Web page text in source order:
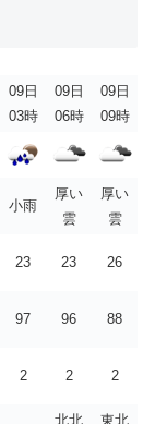
09日
03時
09日
06時
09日
09時
小雨
厚い
雲
厚い
雲
23 23 26
97 96 88
2 2 2
北北
東北